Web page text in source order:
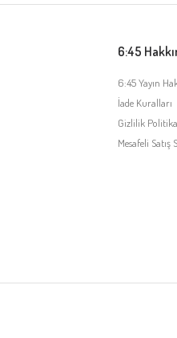
6:45
6:45 Yayın
İade Kuralları
Gizlilik
Mesafeli Satış